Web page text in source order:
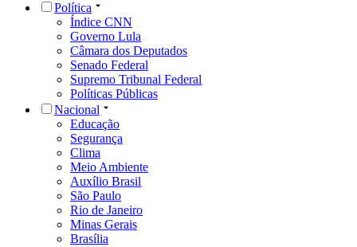
Política
Índice CNN
Governo Lula
Câmara dos Deputados
Senado Federal
Supremo Tribunal Federal
Políticas Públicas
Nacional
Educação
Segurança
Clima
Meio Ambiente
Auxílio Brasil
São Paulo
Rio de Janeiro
Minas Gerais
Brasília